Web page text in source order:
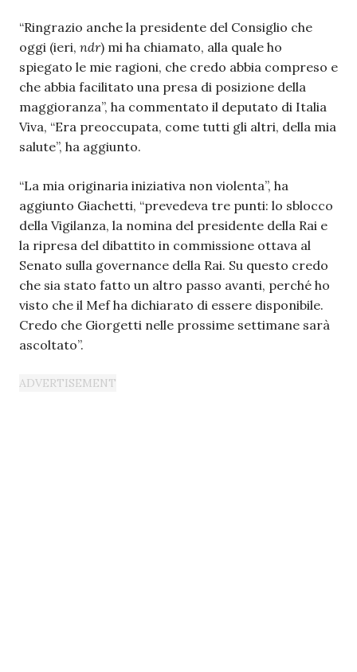
“Ringrazio anche la presidente del Consiglio che
oggi (ieri, ndr) mi ha chiamato, alla quale ho
spiegato le mie ragioni, che credo abbia compreso e
che abbia facilitato una presa di posizione della
maggioranza”, ha commentato il deputato di Italia
Viva, “Era preoccupata, come tutti gli altri, della mia
salute”, ha aggiunto.
“La mia originaria iniziativa non violenta”, ha
aggiunto Giachetti, “prevedeva tre punti: lo sblocco
della Vigilanza, la nomina del presidente della Rai e
la ripresa del dibattito in commissione ottava al
Senato sulla governance della Rai. Su questo credo
che sia stato fatto un altro passo avanti, perché ho
visto che il Mef ha dichiarato di essere disponibile.
Credo che Giorgetti nelle prossime settimane sarà
ascoltato”.